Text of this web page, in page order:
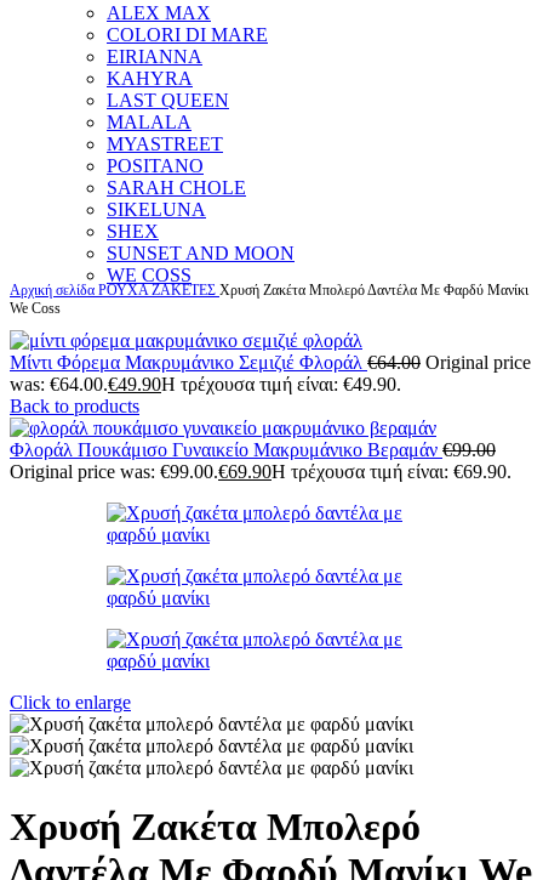
ALEX MAX
COLORI DI MARE
EIRIANNA
KAHYRA
LAST QUEEN
MALALA
MYASTREET
POSITANO
SARAH CHOLE
SIKELUNA
SHEX
SUNSET AND MOON
WE COSS
Αρχική σελίδα ΡΟΥΧΑΖΑΚΕΤΕΣ Χρυσή Ζακέτα Μπολερό Δαντέλα Με Φαρδύ Μανίκι
We Coss
Μίντι Φόρεμα Μακρυμάνικο Σεμιζιέ Φλοράλ €64.00 Original price
was: €64.00.€49.90Η τρέχουσα τιμή είναι: €49.90.
Back to products
Φλοράλ Πουκάμισο Γυναικείο Μακρυμάνικο Βεραμάν €99.00
Original price was: €99.00.€69.90Η τρέχουσα τιμή είναι: €69.90.
Click to enlarge
Χρυσή Ζακέτα Μπολερό